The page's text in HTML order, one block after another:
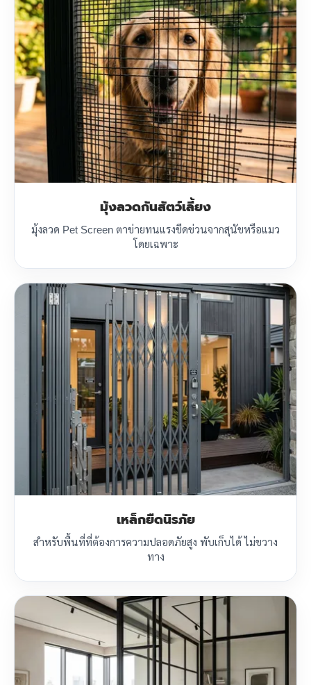
มุ้งลวดกันสัตว์เลี้ยง
มุ้งลวด Pet Screen ตาข่ายทนแรงขีดข่วนจากสุนัขหรือแมว
โดยเฉพาะ
เหล็กยืดนิรภัย
สำหรับพื้นที่ที่ต้องการความปลอดภัยสูง พับเก็บได้ ไม่ขวาง
ทาง